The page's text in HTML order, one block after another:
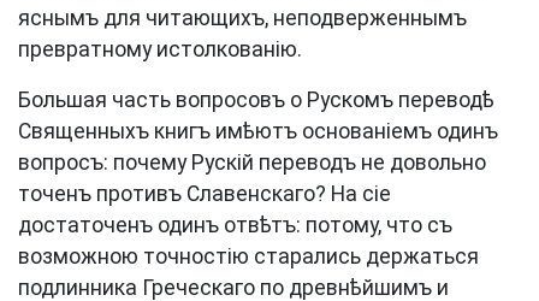
яснымъ для читающихъ, неподверженнымъ
превратному истолкованію.
Большая часть вопросовъ о Рускомъ переводѣ
Священныхъ книгъ имѣютъ основаніемъ одинъ
вопросъ: почему Рускій переводъ не довольно
точенъ противъ Славенскаго? На сіе
достаточенъ одинъ отвѣтъ: потому, что съ
возможною точностію старались держаться
подлинника Греческаго по древнѣйшимъ и